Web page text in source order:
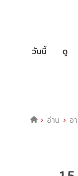
วันนี้ ดู
อ่าน อ